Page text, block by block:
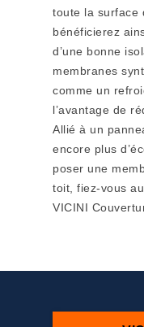
toute la surface
bénéficierez
d’une bonne
membranes
comme un
l’avantage de
Allié à un
encore plus
poser une
toit, fiez-vous
VICINI